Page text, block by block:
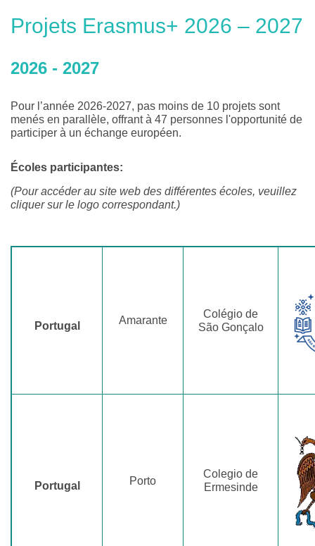
Projets Erasmus+ 2026 – 2027
2026 - 2027
Pour l’année 2026-2027, pas moins de 10 projets sont
menés en parallèle, offrant à 47 personnes l'opportunité de
participer à un échange européen.
Écoles participantes:
(Pour accéder au site web des différentes écoles, veuillez
cliquer sur le logo correspondant.)
Portugal Amarante
Colégio de
São Gonçalo
Portugal Porto
Colegio de
Ermesinde